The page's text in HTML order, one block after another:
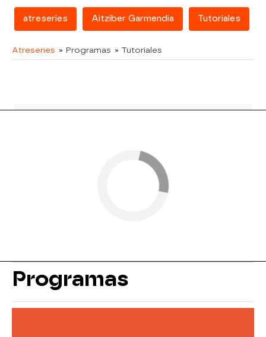
atreseries Aitziber Garmendia Tutoriales
Atreseries » Programas » Tutoriales
Programas